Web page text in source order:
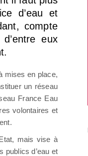
d’eau et
compte
eux
mises en place,
un réseau
France Eau
volontaires et
mais vise à
publics d’eau et